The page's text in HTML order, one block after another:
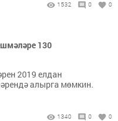
1532 0 0
130
2019 елдан
алырга мөмкин.
1340 0 0